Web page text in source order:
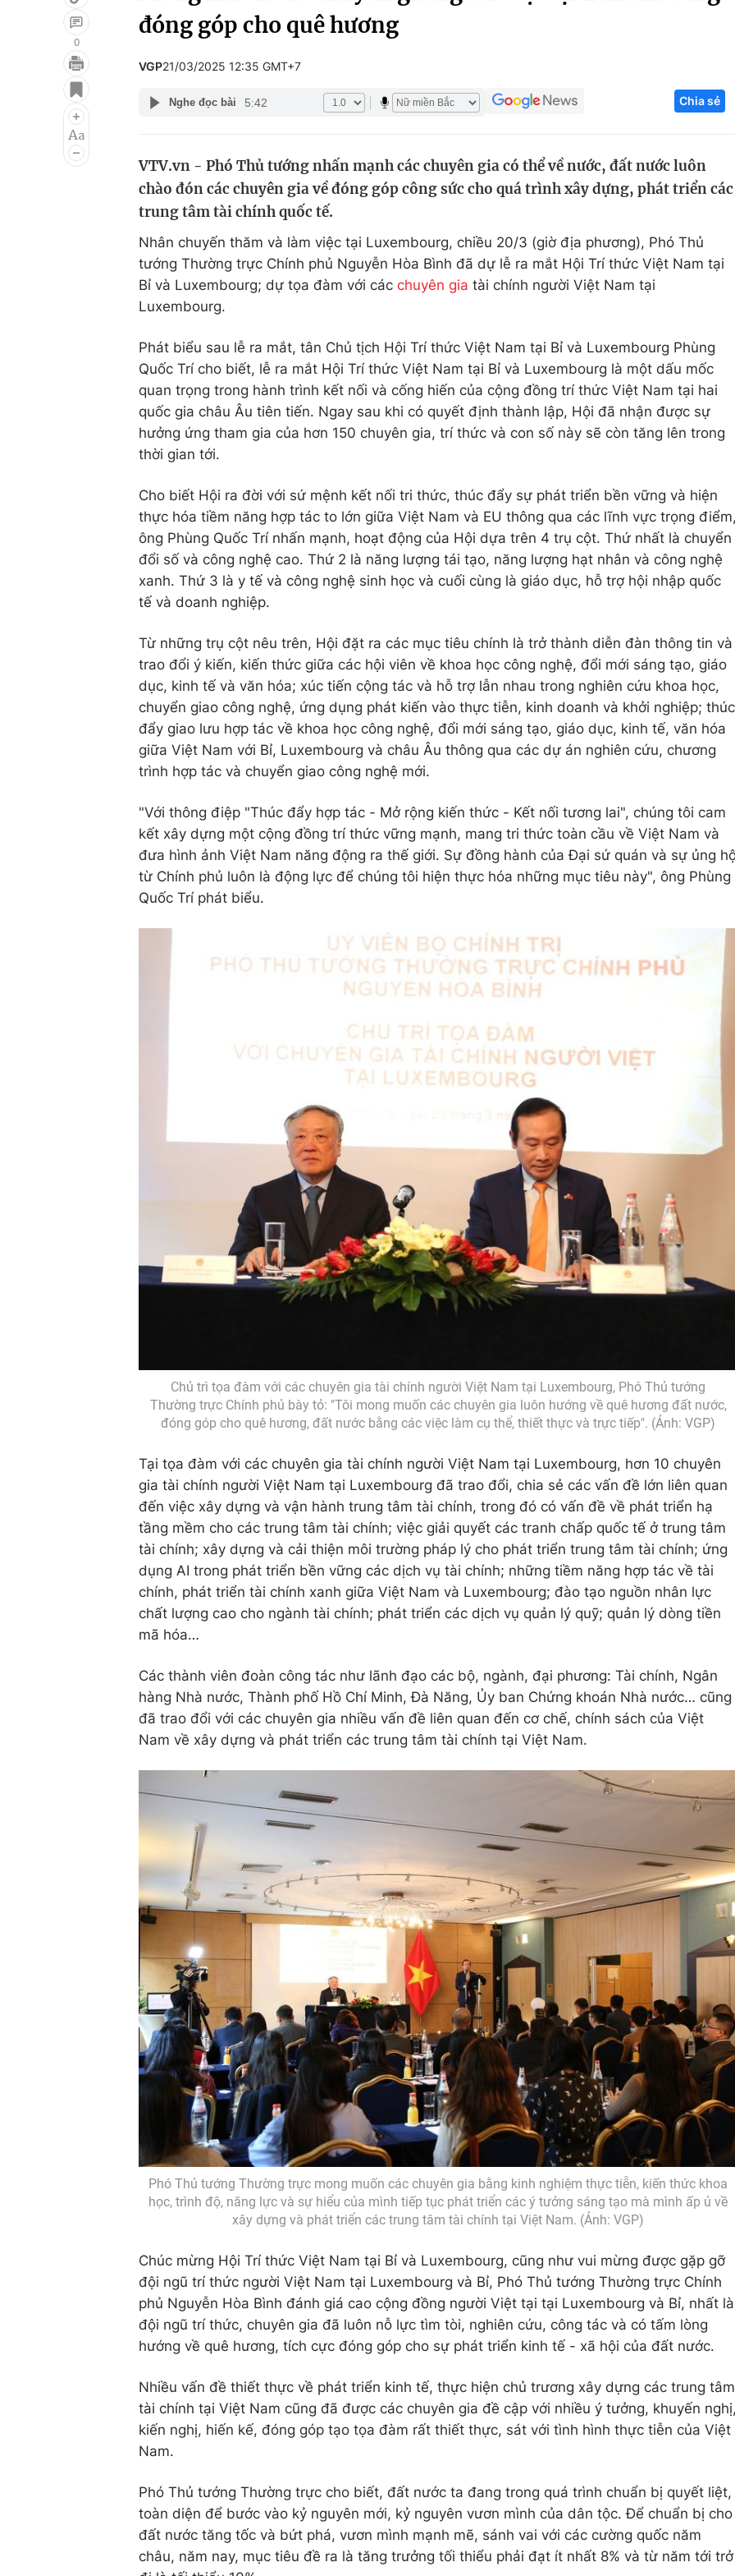
Điện ảnh
Âm nhạc
Du lịch
Chất lượng cuộc sống
Tuyển sinh
Hitech Công
Thị trường
0
đóng góp cho quê hương
VGP21/03/2025 12:35 GMT+7
Nghe đọc bài 5:42 Chia sẻ
VTV.vn - Phó Thủ tướng nhấn mạnh các chuyên gia có thể về nước, đất nước luôn
chào đón các chuyên gia về đóng góp công sức cho quá trình xây dựng, phát triển các
trung tâm tài chính quốc tế.
Nhân chuyến thăm và làm việc tại Luxembourg, chiều 20/3 (giờ địa phương), Phó Thủ
tướng Thường trực Chính phủ Nguyễn Hòa Bình đã dự lễ ra mắt Hội Trí thức Việt Nam tại
Bỉ và Luxembourg; dự tọa đàm với các chuyên gia tài chính người Việt Nam tại
Luxembourg.
Phát biểu sau lễ ra mắt, tân Chủ tịch Hội Trí thức Việt Nam tại Bỉ và Luxembourg Phùng
Quốc Trí cho biết, lễ ra mắt Hội Trí thức Việt Nam tại Bỉ và Luxembourg là một dấu mốc
quan trọng trong hành trình kết nối và cống hiến của cộng đồng trí thức Việt Nam tại hai
quốc gia châu Âu tiên tiến. Ngay sau khi có quyết định thành lập, Hội đã nhận được sự
hưởng ứng tham gia của hơn 150 chuyên gia, trí thức và con số này sẽ còn tăng lên trong
thời gian tới.
Cho biết Hội ra đời với sứ mệnh kết nối tri thức, thúc đẩy sự phát triển bền vững và hiện
thực hóa tiềm năng hợp tác to lớn giữa Việt Nam và EU thông qua các lĩnh vực trọng
ông Phùng Quốc Trí nhấn mạnh, hoạt động của Hội dựa trên 4 trụ cột. Thứ nhất là chuyển
đổi số và công nghệ cao. Thứ 2 là năng lượng tái tạo, năng lượng hạt nhân và công nghệ
xanh. Thứ 3 là y tế và công nghệ sinh học và cuối cùng là giáo dục, hỗ trợ hội nhập quốc
tế và doanh nghiệp.
Từ những trụ cột nêu trên, Hội đặt ra các mục tiêu chính là trở thành diễn đàn thông tin và
trao đổi ý kiến, kiến thức giữa các hội viên về khoa học công nghệ, đổi mới sáng tạo, giáo
dục, kinh tế và văn hóa; xúc tiến cộng tác và hỗ trợ lẫn nhau trong nghiên cứu khoa học,
chuyển giao công nghệ, ứng dụng phát kiến vào thực tiễn, kinh doanh và khởi nghiệp; thúc
đẩy giao lưu hợp tác về khoa học công nghệ, đổi mới sáng tạo, giáo dục, kinh tế, văn hóa
giữa Việt Nam với Bỉ, Luxembourg và châu Âu thông qua các dự án nghiên cứu, chương
trình hợp tác và chuyển giao công nghệ mới.
"Với thông điệp "Thúc đẩy hợp tác - Mở rộng kiến thức - Kết nối tương lai", chúng tôi cam
kết xây dựng một cộng đồng trí thức vững mạnh, mang tri thức toàn cầu về Việt Nam và
đưa hình ảnh Việt Nam năng động ra thế giới. Sự đồng hành của Đại sứ quán và sự ủng
từ Chính phủ luôn là động lực để chúng tôi hiện thực hóa những mục tiêu này", ông Phùng
Quốc Trí phát biểu.
Chủ trì tọa đàm với các chuyên gia tài chính người Việt Nam tại Luxembourg, Phó Thủ tướng
Thường trực Chính phủ bày tỏ: "Tôi mong muốn các chuyên gia luôn hướng về quê hương đất nước,
đóng góp cho quê hương, đất nước bằng các việc làm cụ thể, thiết thực và trực tiếp". (Ảnh: VGP)
Tại tọa đàm với các chuyên gia tài chính người Việt Nam tại Luxembourg, hơn 10 chuyên
gia tài chính người Việt Nam tại Luxembourg đã trao đổi, chia sẻ các vấn đề lớn liên quan
đến việc xây dựng và vận hành trung tâm tài chính, trong đó có vấn đề về phát triển hạ
tầng mềm cho các trung tâm tài chính; việc giải quyết các tranh chấp quốc tế ở trung tâm
tài chính; xây dựng và cải thiện môi trường pháp lý cho phát triển trung tâm tài chính; ứng
dụng AI trong phát triển bền vững các dịch vụ tài chính; những tiềm năng hợp tác về tài
chính, phát triển tài chính xanh giữa Việt Nam và Luxembourg; đào tạo nguồn nhân lực
chất lượng cao cho ngành tài chính; phát triển các dịch vụ quản lý quỹ; quản lý dòng tiền
mã hóa…
Các thành viên đoàn công tác như lãnh đạo các bộ, ngành, đại phương: Tài chính, Ngân
hàng Nhà nước, Thành phố Hồ Chí Minh, Đà Năng, Ủy ban Chứng khoán Nhà nước… cũng
đã trao đổi với các chuyên gia nhiều vấn đề liên quan đến cơ chế, chính sách của Việt
Nam về xây dựng và phát triển các trung tâm tài chính tại Việt Nam.
Phó Thủ tướng Thường trực mong muốn các chuyên gia bằng kinh nghiệm thực tiễn, kiến thức khoa
học, trình độ, năng lực và sự hiểu của mình tiếp tục phát triển các ý tưởng sáng tạo mà mình ấp ủ về
xây dựng và phát triển các trung tâm tài chính tại Việt Nam. (Ảnh: VGP)
Chúc mừng Hội Trí thức Việt Nam tại Bỉ và Luxembourg, cũng như vui mừng được gặp gỡ
đội ngũ trí thức người Việt Nam tại Luxembourg và Bỉ, Phó Thủ tướng Thường trực Chính
phủ Nguyễn Hòa Bình đánh giá cao cộng đồng người Việt tại tại Luxembourg và Bỉ, nhất là
đội ngũ trí thức, chuyên gia đã luôn nỗ lực tìm tòi, nghiên cứu, công tác và có tấm lòng
hướng về quê hương, tích cực đóng góp cho sự phát triển kinh tế - xã hội của đất nước.
Nhiều vấn đề thiết thực về phát triển kinh tế, thực hiện chủ trương xây dựng các trung tâm
tài chính tại Việt Nam cũng đã được các chuyên gia đề cập với nhiều ý tưởng, khuyến
kiến nghị, hiến kế, đóng góp tạo tọa đàm rất thiết thực, sát với tình hình thực tiễn của Việt
Nam.
Phó Thủ tướng Thường trực cho biết, đất nước ta đang trong quá trình chuẩn bị quyết liệt,
toàn diện để bước vào kỷ nguyên mới, kỷ nguyên vươn mình của dân tộc. Để chuẩn bị cho
đất nước tăng tốc và bứt phá, vươn mình mạnh mẽ, sánh vai với các cường quốc năm
châu, năm nay, mục tiêu đề ra là tăng trưởng tối thiểu phải đạt ít nhất 8% và từ năm tới trở